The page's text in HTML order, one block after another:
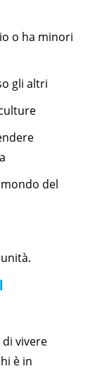
o ha minori
gli altri
del
di vivere
è in